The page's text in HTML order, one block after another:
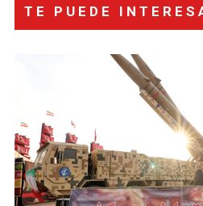
TE PUEDE